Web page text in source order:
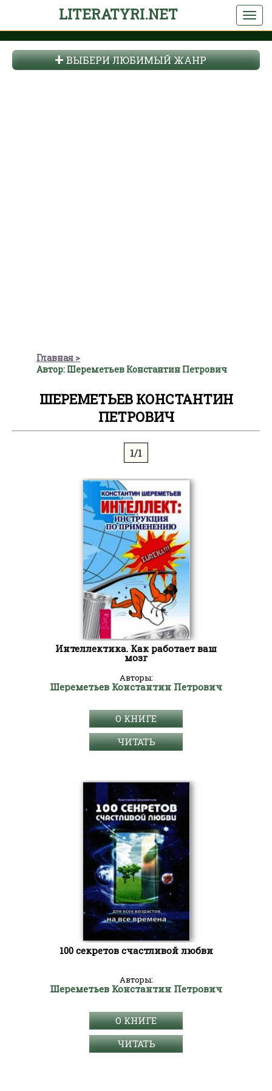
LITERATYRI.NET
ВЫБЕРИ ЛЮБИМЫЙ ЖАНР
Главная
Автор: Шереметьев Константин Петрович
ШЕРЕМЕТЬЕВ КОНСТАНТИН
ПЕТРОВИЧ
1/1
Интеллектика. Как работает ваш
мозг
Авторы:
Шереметьев Константин Петрович
О КНИГЕ
ЧИТАТЬ
100 секретов счастливой любви
Авторы:
Шереметьев Константин Петрович
О КНИГЕ
ЧИТАТЬ